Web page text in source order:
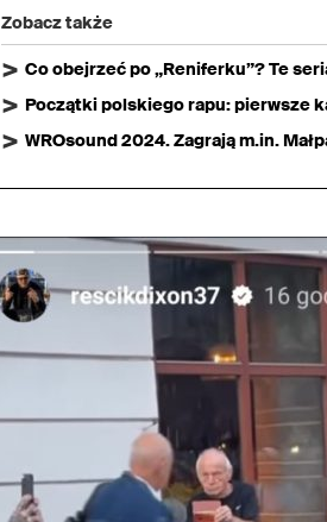
Zobacz także
Co obejrzeć po „Reniferku”? Te
Początki polskiego rapu: pierwsze
WROsound 2024. Zagrają m.in.